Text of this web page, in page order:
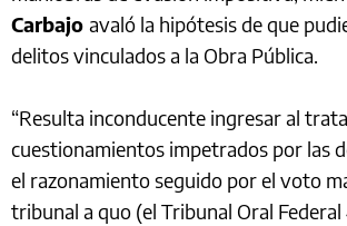
Carbajo avaló la hipótesis de que
delitos vinculados a la Obra Pública.
“Resulta inconducente ingresar al
cuestionamientos impetrados por las
el razonamiento seguido por el voto
tribunal a quo (el Tribunal Oral Federal